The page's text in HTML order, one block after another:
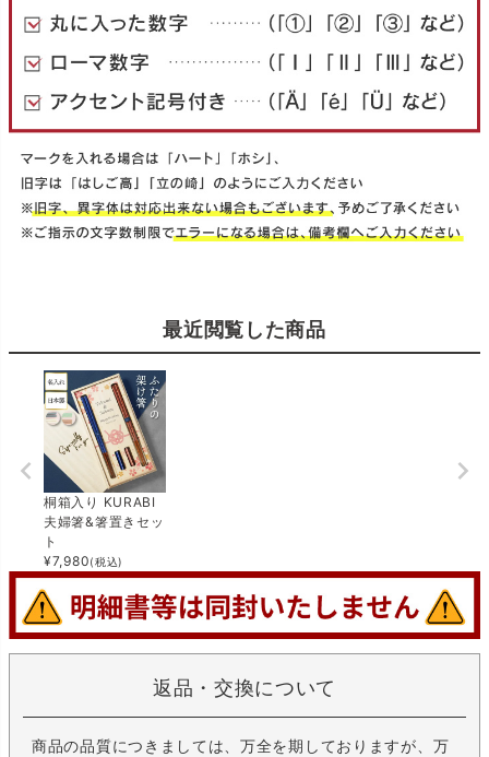
最近閲覧した商品
桐箱入り KURABI
夫婦箸&箸置きセッ
ト
¥7,980(税込)
返品・交換について
商品の品質につきましては、万全を期しておりますが、万